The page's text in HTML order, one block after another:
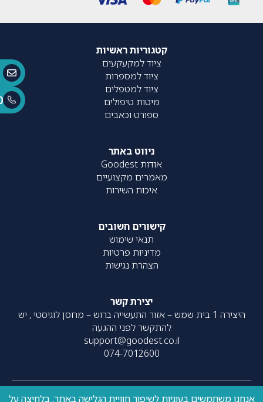
קטגוריות ראשיות
ציוד למקעקעים
ציוד למספרות
ציוד למטפלים
מיטות טיפולים
ספורט וכאבים
ניווט באתר
אודות Goodest
מאמרים מקצועיים
איכות השירות
קישורים חשובים
תנאי שימוש
מדיניות פרטיות
הצהרת נגישות
יצירת קשר
היצירה 1 בית שמש – אזור התעשייה ברוש – מחסן לוגיסטי , יש
להתקשר לפני ההגעה
support@goodest.co.il
074-7012600
אנחנו משתמשים בעוגיות לשיפור חוויית הגלישה באתר. בלחיצה על